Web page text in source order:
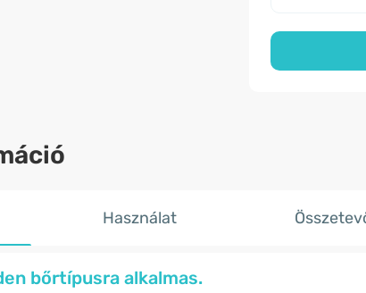
Használat
bőrtípusra alkalmas.